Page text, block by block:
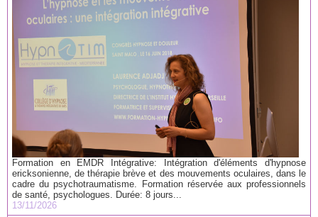
Formation en EMDR Intégrative: Intégration d'éléments d'hypnose
ericksonienne, de thérapie brève et des mouvements oculaires, dans le
cadre du psychotraumatisme. Formation réservée aux professionnels
de santé, psychologues. Durée: 8 jours...
13/11/2026